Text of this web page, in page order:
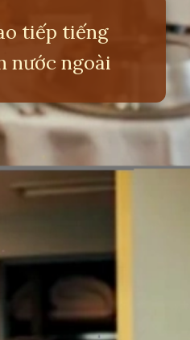
tiếp tiếng
nước ngoài
room-service-la-gi